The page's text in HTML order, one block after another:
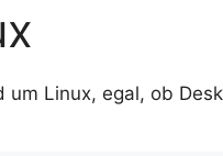
um Linux, egal, ob